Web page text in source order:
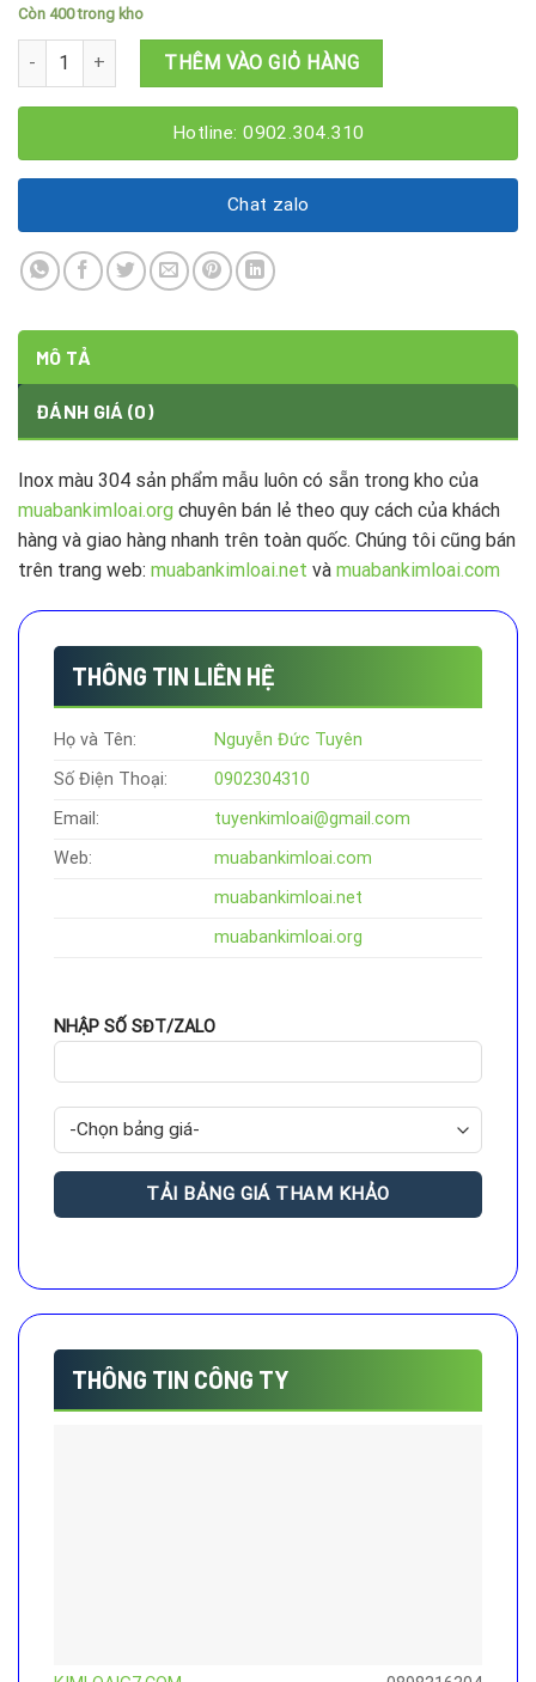
Còn 400 trong kho
Inox màu 304 số lượngTHÊM VÀO GIỎ HÀNG
Hotline: 0902.304.310
Chat zalo
MÔ TẢ
ĐÁNH GIÁ (0)
Inox màu 304 sản phẩm mẫu luôn có sẵn trong kho của
muabankimloai.org chuyên bán lẻ theo quy cách của khách
hàng và giao hàng nhanh trên toàn quốc. Chúng tôi cũng bán
trên trang web: muabankimloai.net và muabankimloai.com
THÔNG TIN LIÊN HỆ
Họ và Tên:
Nguyễn Đức Tuyên
Số Điện Thoại:
0902304310
Email:
tuyenkimloai@gmail.com
Web:
muabankimloai.com
muabankimloai.net
muabankimloai.org
NHẬP SỐ SĐT/ZALO
THÔNG TIN CÔNG TY